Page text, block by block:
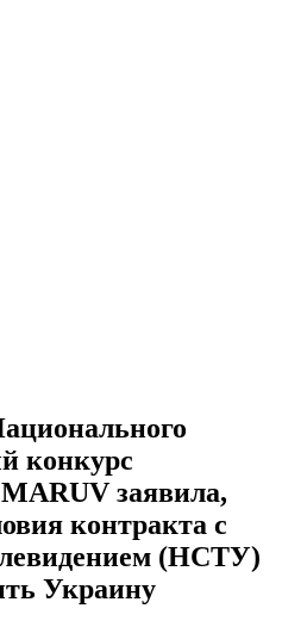
конкурс
заявила,
контракта с
(НСТУ)
Украину